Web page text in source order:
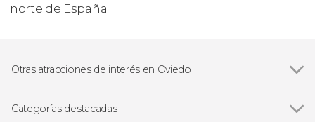
norte de España.
Otras atracciones de interés en Oviedo
Categorías destacadas